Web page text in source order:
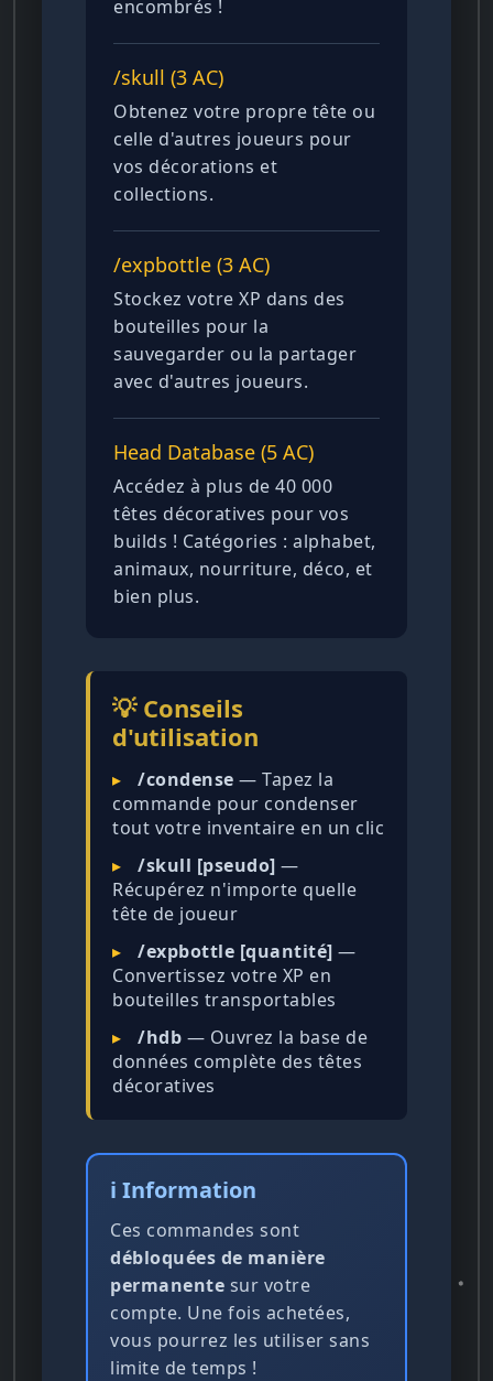
encombrés !
/skull (3 AC)
Obtenez votre propre tête ou
celle d'autres joueurs pour
vos décorations et
collections.
/expbottle (3 AC)
Stockez votre XP dans des
bouteilles pour la
sauvegarder ou la partager
avec d'autres joueurs.
Head Database (5 AC)
Accédez à plus de 40 000
têtes décoratives pour vos
builds ! Catégories : alphabet,
animaux, nourriture, déco, et
bien plus.
💡 Conseils
d'utilisation
▸ /condense — Tapez la
commande pour condenser
tout votre inventaire en un clic
▸
/skull [pseudo] —
Récupérez n'importe quelle
tête de joueur
▸
/expbottle [quantité] —
Convertissez votre XP en
bouteilles transportables
▸
/hdb — Ouvrez la base de
données complète des têtes
décoratives
ℹ️ Information
Ces commandes sont
débloquées de manière
permanente sur votre
compte. Une fois achetées,
vous pourrez les utiliser sans
limite de temps !